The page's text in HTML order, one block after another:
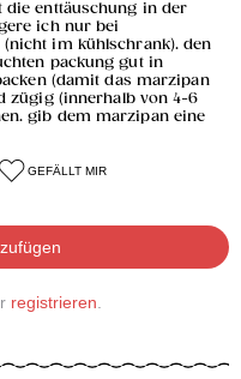
enttäuschung in der
ich nur bei
im kühlschrank). den
packung gut in
(damit das marzipan
zügig (innerhalb von 4-6
gib dem marzipan eine
GEFÄLLT MIR
registrieren